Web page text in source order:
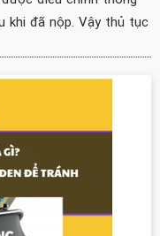
khi đã nộp. Vậy thủ tục